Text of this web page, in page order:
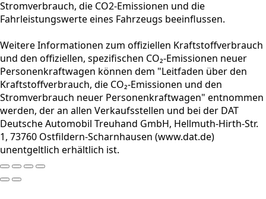
Stromverbrauch, die CO2-Emissionen und die
Fahrleistungswerte eines Fahrzeugs beeinflussen.
Weitere Informationen zum offiziellen Kraftstoffverbrauch
und den offiziellen, spezifischen CO₂-Emissionen neuer
Personenkraftwagen können dem "Leitfaden über den
Kraftstoffverbrauch, die CO₂-Emissionen und den
Stromverbrauch neuer Personenkraftwagen" entnommen
werden, der an allen Verkaufsstellen und bei der DAT
Deutsche Automobil Treuhand GmbH, Hellmuth-Hirth-Str.
1, 73760 Ostfildern-Scharnhausen (www.dat.de)
unentgeltlich erhältlich ist.